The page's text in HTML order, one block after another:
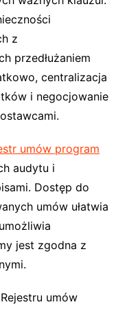
z
przedłużaniem
centralizacja
i negocjowanie
umów program
audytu i
Dostęp do
umów ułatwia
jest zgodna z
umów